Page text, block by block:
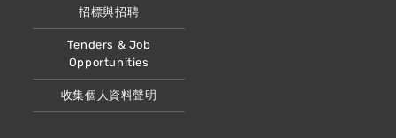
招標與招聘
Tenders & Job
Opportunities
收集個人資料聲明